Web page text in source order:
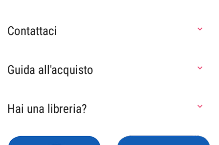
Contattaci 
Guida all'acquisto 
Hai una libreria? 